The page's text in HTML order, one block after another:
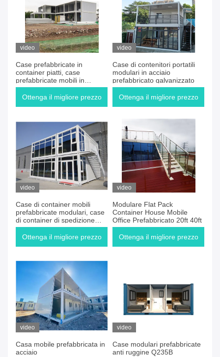
video
Case prefabbricate in
container piatti, case
prefabbricate mobili in
container ufficio
Ottenga il migliore prezzo
video
Case di contenitori portatili
modulari in acciaio
prefabbricato galvanizzato
Ottenga il migliore prezzo
video
Case di container mobili
prefabbricate modulari, case
di container di spedizione
prefabbricate da 20 piedi a
40 piedi
Ottenga il migliore prezzo
video
Modulare Flat Pack
Container House Mobile
Office Prefabbricato 20ft 40ft
Ottenga il migliore prezzo
video
Casa mobile prefabbricata in
acciaio
video
Case modulari prefabbricate
anti ruggine Q235B